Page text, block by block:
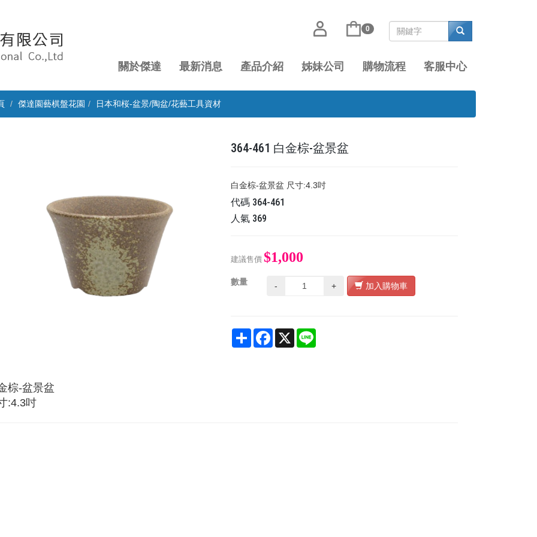
0
關於傑達 最新消息 產品介紹 姊妹公司 購物流程 客服中心
傑達園藝棋盤花園 日本和桜-盆景/陶盆/花藝工具資材
364-461 白金棕-盆景盆
白金棕-盆景盆 尺寸:4.3吋
代碼 364-461
人氣 369
建議售價 $1,000
數量 - + 加入購物車
Share Facebook
X
棕-盆景盆
:4.3吋